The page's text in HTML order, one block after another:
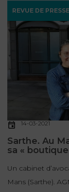
REVUE DE
14-03-2021
Sarthe. Au
sa «
Un cabinet
Mans (Sarthe).